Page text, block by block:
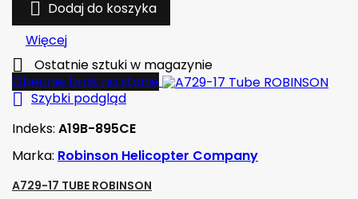
 Dodaj do koszyka
Więcej

Ostatnie sztuki w magazynie
Obecnie brak na stanie
 Szybki podgląd
Indeks: A19B-895CE
Marka: Robinson Helicopter Company
A729-17 TUBE ROBINSON